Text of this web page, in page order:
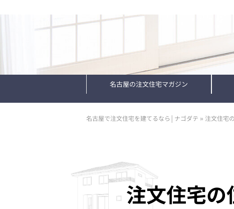
名古屋の注文住宅マガジン
名古屋で注文住宅を建てるなら│ナゴダテ » 注文住宅
注文住宅の